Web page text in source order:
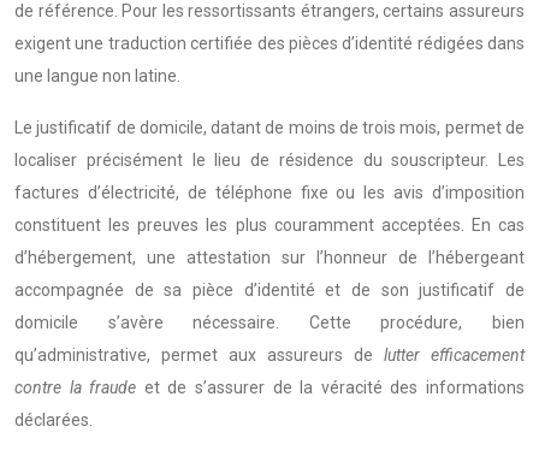
de référence. Pour les ressortissants étrangers, certains assureurs
exigent une traduction certifiée des pièces d’identité rédigées dans
une langue non latine.
Le justificatif de domicile, datant de moins de trois mois, permet de
localiser précisément le lieu de résidence du souscripteur. Les
factures d’électricité, de téléphone fixe ou les avis d’imposition
constituent les preuves les plus couramment acceptées. En cas
d’hébergement, une attestation sur l’honneur de l’hébergeant
accompagnée de sa pièce d’identité et de son justificatif de
domicile s’avère nécessaire. Cette procédure, bien
qu’administrative, permet aux assureurs de lutter efficacement
contre la fraude et de s’assurer de la véracité des informations
déclarées.